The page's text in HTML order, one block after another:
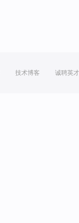
技术博客 诚聘英才